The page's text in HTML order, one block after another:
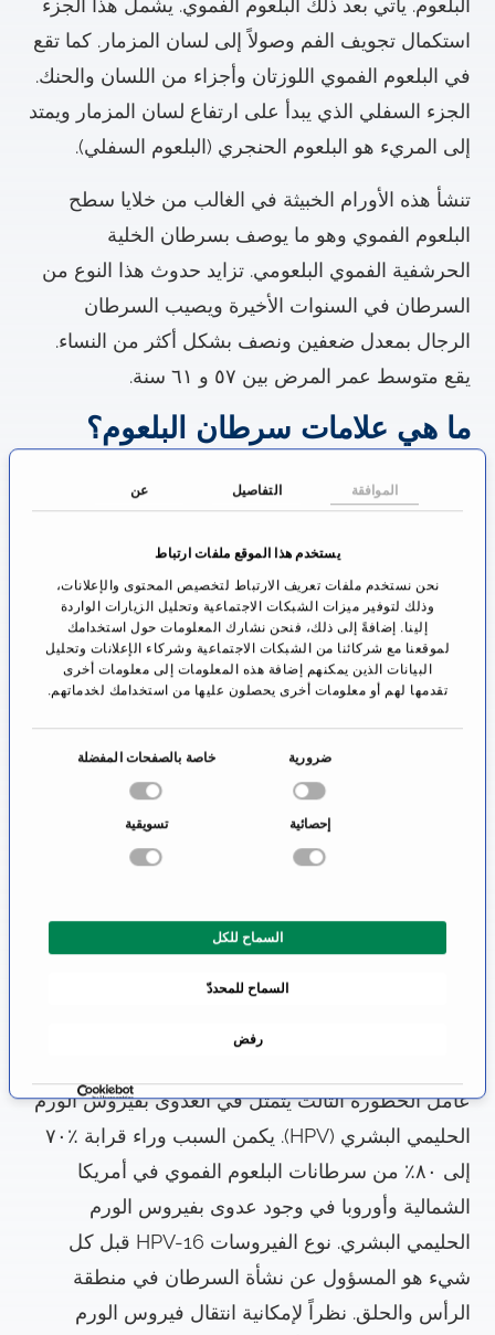
الموافقة التفاصيل عن
يستخدم هذا الموقع ملفات ارتباط
نحن نستخدم ملفات تعريف الارتباط لتخصيص المحتوى والإعلانات،
وذلك لتوفير ميزات الشبكات الاجتماعية وتحليل الزيارات الواردة
إلينا. إضافةً إلى ذلك، فنحن نشارك المعلومات حول استخدامك
لموقعنا مع شركائنا من الشبكات الاجتماعية وشركاء الإعلانات وتحليل
البيانات الذين يمكنهم إضافة هذه المعلومات إلى معلومات أخرى
تقدمها لهم أو معلومات أخرى يحصلون عليها من استخدامك لخدماتهم.
ة
ضرورية خاصة بالصفحات المفضلة
إحصائية تسويقية
السماح للكل
السماح للمحددّ
رفض
البلعوم. يأتي بعد ذلك البلعوم الفموي. يشمل هذا الجزء
استكمال تجويف الفم وصولاً إلى لسان المزمار. كما تقع
في البلعوم الفموي اللوزتان وأجزاء من اللسان والحنك.
الجزء السفلي الذي يبدأ على ارتفاع لسان المزمار ويمتد
إلى المريء هو البلعوم الحنجري (البلعوم السفلي).
تنشأ هذه الأورام الخبيثة في الغالب من خلايا سطح
البلعوم الفموي وهو ما يوصف بسرطان الخلية
الحرشفية الفموي البلعومي. تزايد حدوث هذا النوع من
السرطان في السنوات الأخيرة ويصيب السرطان
الرجال بمعدل ضعفين ونصف بشكل أكثر من النساء.
يقع متوسط عمر المرض بين ٥٧ و ٦١ سنة.
ما هي علامات سرطان البلعوم؟
آلام حلق أو شكاوى في البلع أو بلع مؤلم أو اختلال البلع
أو آلام الأذن أو مشاكل أثناء التحدث. كما قد يسبب الورم
شعوراً بالضيق أو الغصة بالحلق.
نظراً لكون هذه الأعراض غير خاصة ونظراً لإمكانية
حدوثها بسبب عدوى فيروسية أو بكتيرية في إطار نزلة
البرد، فإن تشخيص سرطان البلعوم يستغرق الكثير من
عوامل خطورة وأسباب
في يومنا الحالي هناك ثلاث أسباب وعوامل خطورة
جوهرية لنشأة سرطان البلعوم الفموي. أول سببين هما
والكحول للخلايا السطحية لتجويف الفم مما يرفع
مستوى خطورة انحطاط الخلوي الخبيث لهذه الخلايا. إن
ضعف عندما يستهلك المرء الكثير من الكحول والتبغ.
عامل الخطورة الثالث يتمثل في العدوى بفيروس الورم
الحليمي البشري (HPV). يكمن السبب وراء قرابة ٪٧٠
إلى ٨٠٪ من سرطانات البلعوم الفموي في أمريكا
الشمالية وأوروبا في وجود عدوى بفيروس الورم
الحليمي البشري. نوع الفيروسات HPV-16 قبل كل
شيء هو المسؤول عن نشأة السرطان في منطقة
الرأس والحلق. نظراً لإمكانية انتقال فيروس الورم